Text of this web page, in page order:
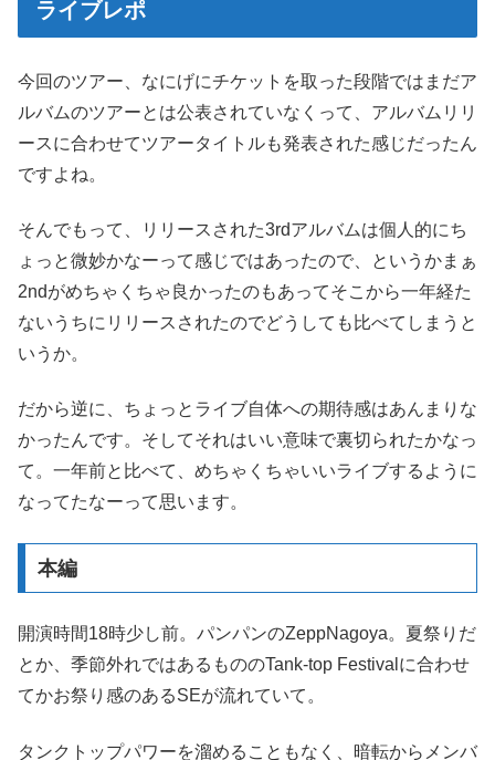
ライブレポ
今回のツアー、なにげにチケットを取った段階ではまだア
ルバムのツアーとは公表されていなくって、アルバムリリ
ースに合わせてツアータイトルも発表された感じだったん
ですよね。
そんでもって、リリースされた3rdアルバムは個人的にち
ょっと微妙かなーって感じではあったので、というかまぁ
2ndがめちゃくちゃ良かったのもあってそこから一年経た
ないうちにリリースされたのでどうしても比べてしまうと
いうか。
だから逆に、ちょっとライブ自体への期待感はあんまりな
かったんです。そしてそれはいい意味で裏切られたかなっ
て。一年前と比べて、めちゃくちゃいいライブするように
なってたなーって思います。
本編
開演時間18時少し前。パンパンのZeppNagoya。夏祭りだ
とか、季節外れではあるもののTank-top Festivalに合わせ
てかお祭り感のあるSEが流れていて。
タンクトップパワーを溜めることもなく、暗転からメンバ